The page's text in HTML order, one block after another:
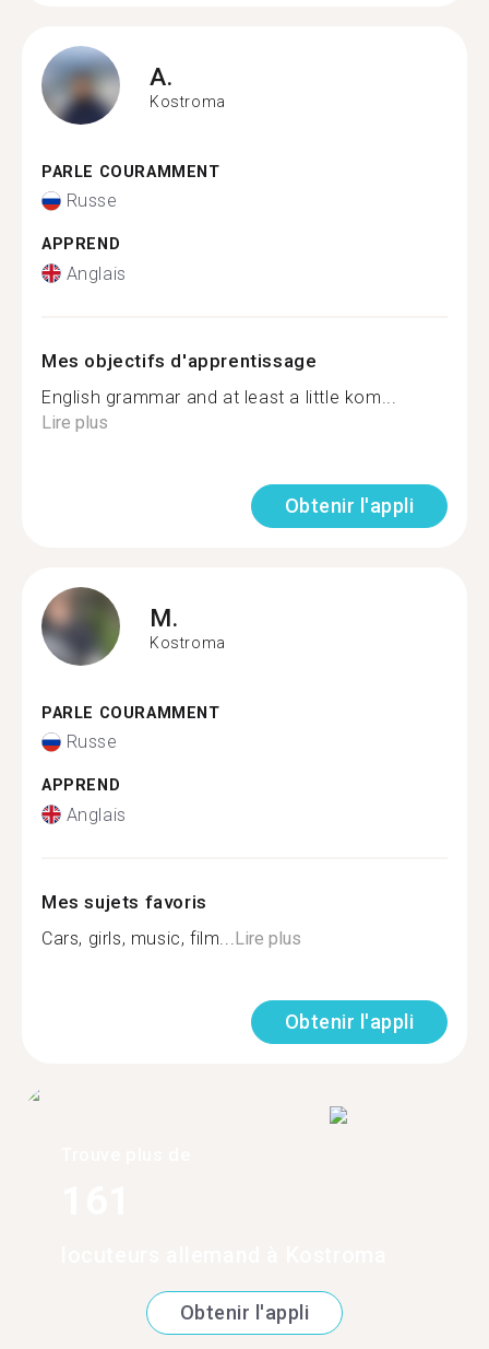
A.
Kostroma
PARLE COURAMMENT
Russe
APPREND
Anglais
Mes objectifs d'apprentissage
English grammar and at least a little kom...
Lire plus
Obtenir l'appli
M.
Kostroma
PARLE COURAMMENT
Russe
APPREND
Anglais
Mes sujets favoris
Cars, girls, music, film... Lire plus
Obtenir l'appli
Obtenir l'appli